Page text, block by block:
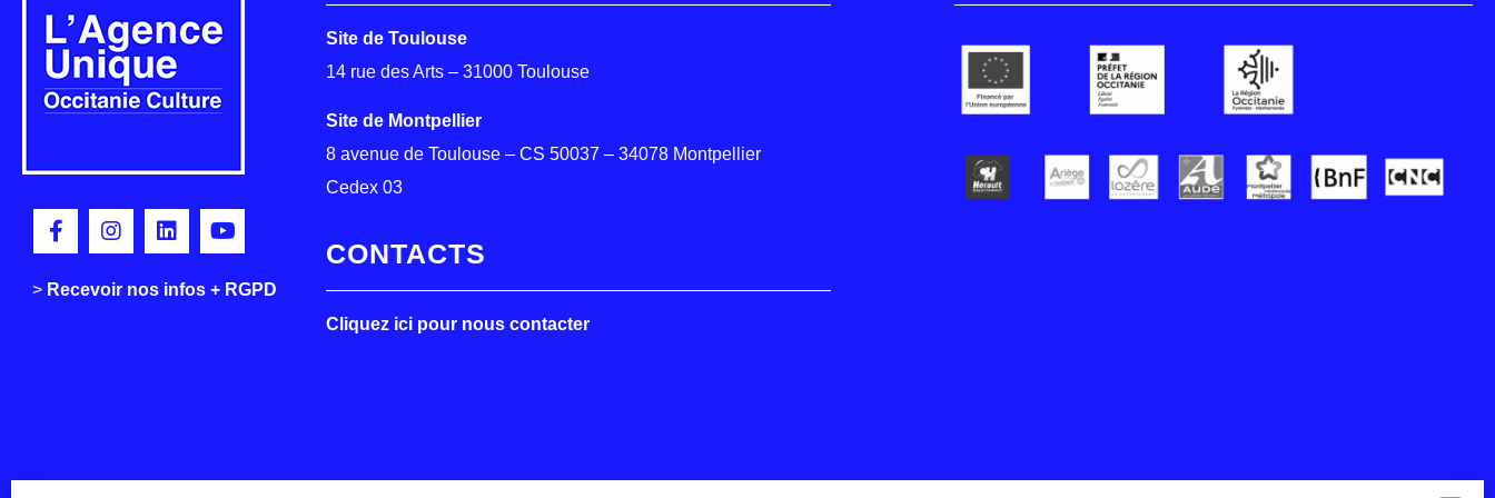
> Recevoir nos infos + RGPD
Site de Toulouse
14 rue des Arts – 31000 Toulouse
Site de Montpellier
8 avenue de Toulouse – CS 50037 – 34078 Montpellier
Cedex 03
CONTACTS
Cliquez ici pour nous contacter